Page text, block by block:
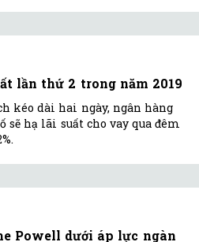
lần thứ 2 trong năm 2019
kéo dài hai ngày, ngân hàng
sẽ hạ lãi suất cho vay qua đêm
Powell dưới áp lực ngàn